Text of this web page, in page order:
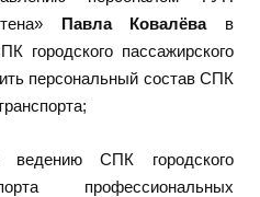
Павла Ковалёвав
городского пассажирского
персональный состав СПК
ведению СПК городского
профессиональных